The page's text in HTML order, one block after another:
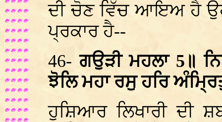
ਦੀ ਚੋਣ ਵਿੱਚ ਆਇਅ ਹੈ
ਪ੍ਰਕਾਰ ਹੈ--
46- ਗਉੜੀ ਮਹਲਾ 5॥
ਝੋਲਿ ਮਹਾ ਰਸੁ ਹਰਿ
ਹੁਸ਼ਿਆਰ ਲਿਖਾਰੀ ਦੀ